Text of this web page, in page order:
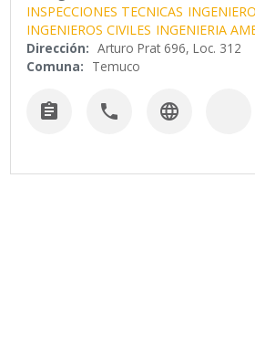
INSPECCIONES TECNICAS
INGENIEROS CIVILES INGENIERIA
Dirección: Arturo Prat 696, Loc. 312
Comuna: Temuco
  